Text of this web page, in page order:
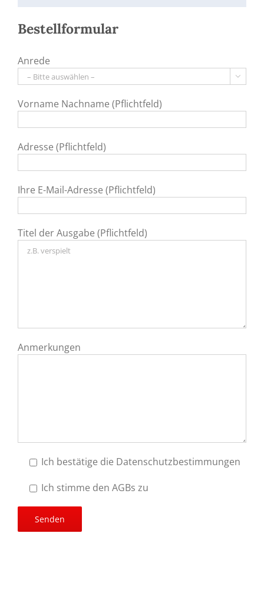
Bestellformular
Anrede

Vorname Nachname (Pflichtfeld)
Adresse (Pflichtfeld)
Ihre E-Mail-Adresse (Pflichtfeld)
Titel der Ausgabe (Pflichtfeld)
Anmerkungen
Ich bestätige die Datenschutzbestimmungen
Ich stimme den AGBs zu